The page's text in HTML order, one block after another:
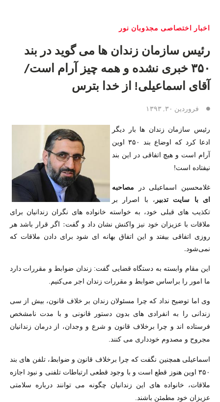
اخبار اختصاصی مجذوبان نور
رئیس سازمان زندان ها می گوید در بند
۳۵۰ خبری نشده و همه چیز آرام است/
آقای اسماعیلی! از خدا بترس
فروردین ۳۰, ۱۳۹۳
رئیس سازمان زندان ها بار دیگر
ادعا کرد که اوضاع بند ۳۵۰ اوین
آرام است و هیچ اتفاقی در این بند
نیفتاده است!
غلامحسین اسماعیلی در مصاحبه
ای با سایت تدبیر ، با اصرار بر
تکذیب های قبلی خود، به خواسته خانواده های نگران زندانیان برای
ملاقات با عزیزان خود نیز واکنش نشان داد و گفت: اگر قرار باشد هر
روزی اتفاقی بیفتد و این اتفاق بهانه ای شود برای دادن ملاقات که
نمی‌شود.
این مقام وابسته به دستگاه قضایی گفت: زندان ضوابط و مقررات دارد
ما امور را براساس ضوابط و مقررات زندان اجر می‌کنیم.
وی اما توضیح نداد که چرا مسئولان زندان بر خلاف قانون، بیش از سی
زندانی را به انفرادی های بدون دستور قانونی و با مدت نامشخص
فرستاده اند و چرا برخلاف قانون و شرع و وجدان، از درمان زندانیان
مجروح و مصدوم خودداری می کنند.
اسماعیلی همچنین نگفت که چرا برخلاف قانون و ضوابط، تلفن های بند
۳۵۰ اوین هنوز قطع است و با وجود قطعی ارتباطات تلفنی و نبود اجازه
ملاقات، خانواده های این زندانیان چگونه می توانند درباره سلامتی
عزیزان خود مطمئن باشند.